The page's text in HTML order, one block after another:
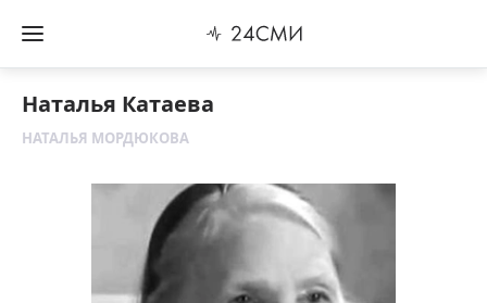
Наталья Катаева
НАТАЛЬЯ МОРДЮКОВА